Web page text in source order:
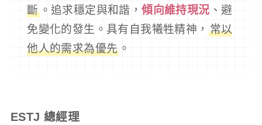
斷。追求穩定與和諧，傾向維持現況 、避
免變化的發生。具有自我犧牲精神， 常以
他人的需求為優先 。
ESTJ 總經理